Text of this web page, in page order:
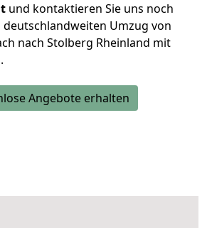
und kontaktieren Sie uns noch
Umzug von
nach Stolberg Rheinland mit
Angebote erhalten